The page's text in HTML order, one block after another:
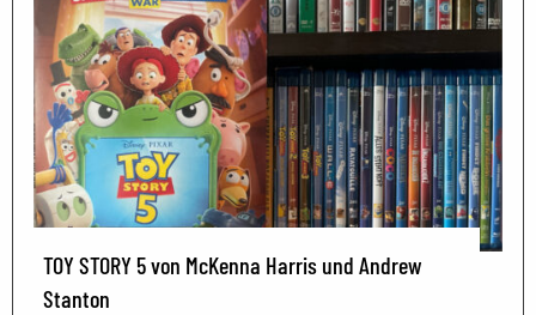
TOY STORY 5 von McKenna Harris und Andrew
Stanton